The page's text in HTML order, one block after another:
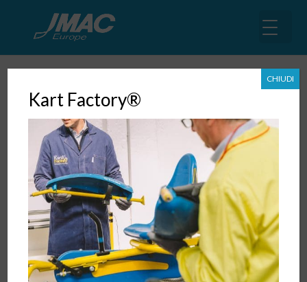
Cordiali auguri di buone feste
Kart Factory®
CHIUDI